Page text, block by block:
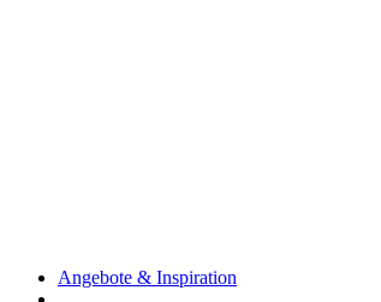
Angebote & Inspiration